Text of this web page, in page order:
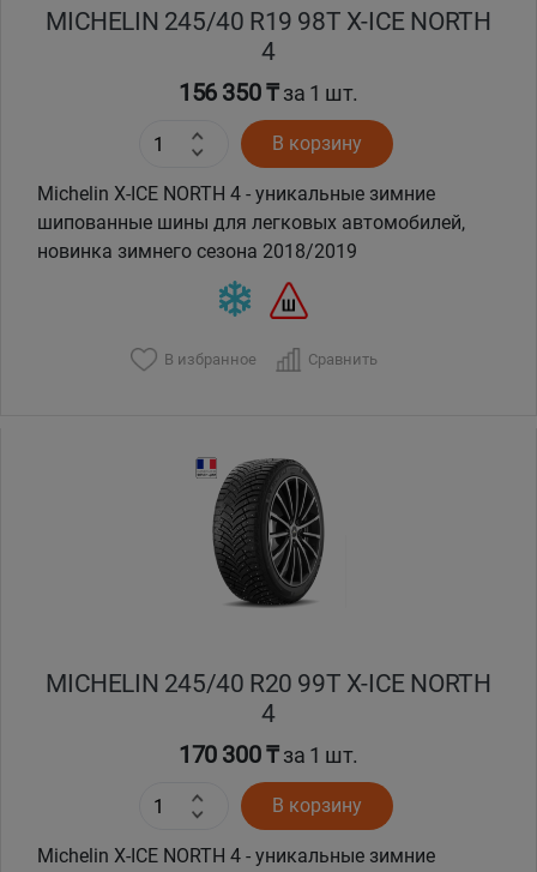
MICHELIN 245/40 R19 98T X-ICE NORTH
4
156 350 ₸за 1 шт.
В корзину
Michelin X-ICE NORTH 4 - уникальные зимние
шипованные шины для легковых автомобилей,
новинка зимнего сезона 2018/2019
В избранное Сравнить
MICHELIN 245/40 R20 99T X-ICE NORTH
4
170 300 ₸за 1 шт.
В корзину
Michelin X-ICE NORTH 4 - уникальные зимние